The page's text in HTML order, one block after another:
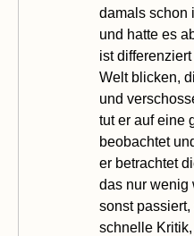
damals schon
und hatte es
ist
Welt blicken,
und
tut er auf eine
beobachtet
er betrachtet
das nur wenig
sonst
schnelle